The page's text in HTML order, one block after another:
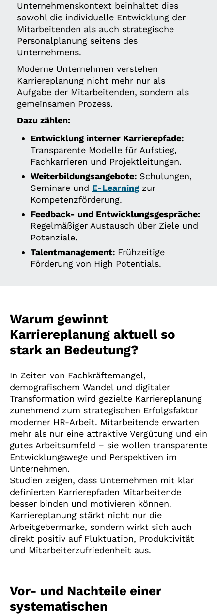
Unternehmenskontext beinhaltet dies
sowohl die individuelle Entwicklung der
Mitarbeitenden als auch strategische
Personalplanung seitens des
Unternehmens.
Moderne Unternehmen verstehen
Karriereplanung nicht mehr nur als
Aufgabe der Mitarbeitenden, sondern als
gemeinsamen Prozess.
Dazu zählen:
Entwicklung interner Karrierepfade:
Transparente Modelle für Aufstieg,
Fachkarrieren und Projektleitungen.
Weiterbildungsangebote: Schulungen,
Seminare und E-Learning zur
Kompetenzförderung.
Feedback- und Entwicklungsgespräche:
Regelmäßiger Austausch über Ziele und
Potenziale.
Talentmanagement: Frühzeitige
Förderung von High Potentials.
Warum gewinnt
Karriereplanung aktuell so
stark an Bedeutung?
In Zeiten von Fachkräftemangel,
demografischem Wandel und digitaler
Transformation wird gezielte Karriereplanung
zunehmend zum strategischen Erfolgsfaktor
moderner HR-Arbeit. Mitarbeitende erwarten
mehr als nur eine attraktive Vergütung und ein
gutes Arbeitsumfeld – sie wollen transparente
Entwicklungswege und Perspektiven im
Unternehmen.
Studien zeigen, dass Unternehmen mit klar
definierten Karrierepfaden Mitarbeitende
besser binden und motivieren können.
Karriereplanung stärkt nicht nur die
Arbeitgebermarke, sondern wirkt sich auch
direkt positiv auf Fluktuation, Produktivität
und Mitarbeiterzufriedenheit aus.
Vor- und Nachteile einer
systematischen